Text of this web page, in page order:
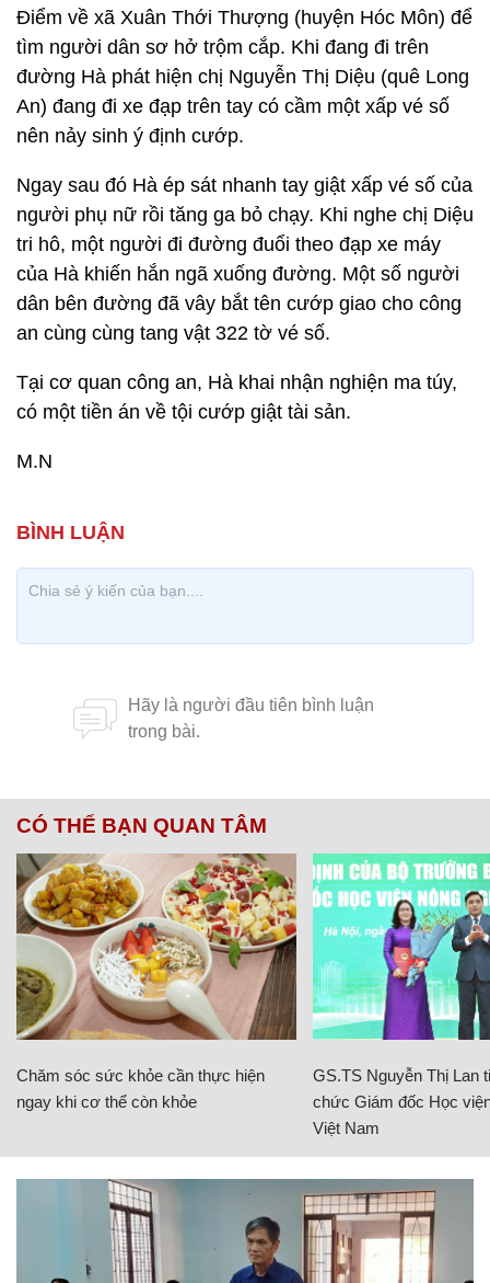
Điểm về xã Xuân Thới Thượng (huyện Hóc Môn) để
tìm người dân sơ hở trộm cắp. Khi đang đi trên
đường Hà phát hiện chị Nguyễn Thị Diệu (quê Long
An) đang đi xe đạp trên tay có cầm một xấp vé số
nên nảy sinh ý định cướp.
Ngay sau đó Hà ép sát nhanh tay giật xấp vé số của
người phụ nữ rồi tăng ga bỏ chạy. Khi nghe chị Diệu
tri hô, một người đi đường đuổi theo đạp xe máy
của Hà khiến hắn ngã xuống đường. Một số người
dân bên đường đã vây bắt tên cướp giao cho công
an cùng cùng tang vật 322 tờ vé số.
Tại cơ quan công an, Hà khai nhận nghiện ma túy,
có một tiền án về tội cướp giật tài sản.
M.N
CÓ THỂ BẠN QUAN TÂM
Chăm sóc sức khỏe cần thực hiện
ngay khi cơ thể còn khỏe
GS.TS Nguyễn Thị Lan
chức Giám đốc Học
Việt Nam